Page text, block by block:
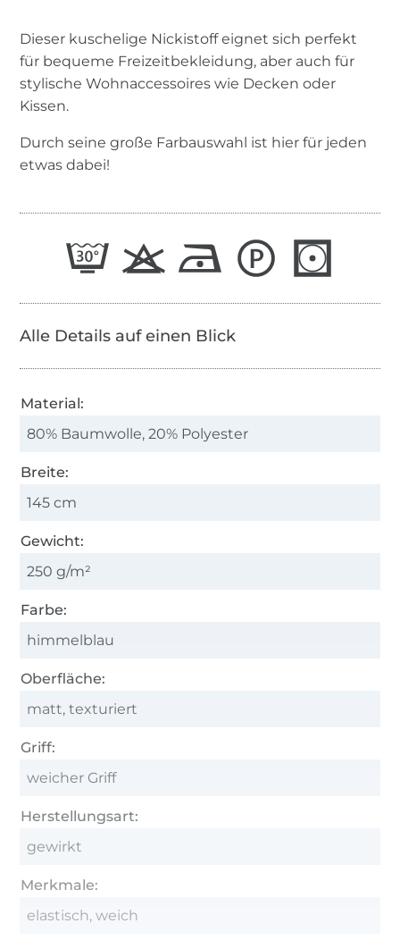
Dieser kuschelige Nickistoff eignet sich perfekt
für bequeme Freizeitbekleidung, aber auch für
stylische Wohnaccessoires wie Decken oder
Kissen.
Durch seine große Farbauswahl ist hier für jeden
etwas dabei!
Alle Details auf einen Blick
Material:
80% Baumwolle, 20% Polyester
Breite:
145 cm
Gewicht:
250 g/m²
Farbe:
himmelblau
Oberfläche:
matt, texturiert
Griff:
weicher Griff
Herstellungsart:
gewirkt
Merkmale:
elastisch, weich